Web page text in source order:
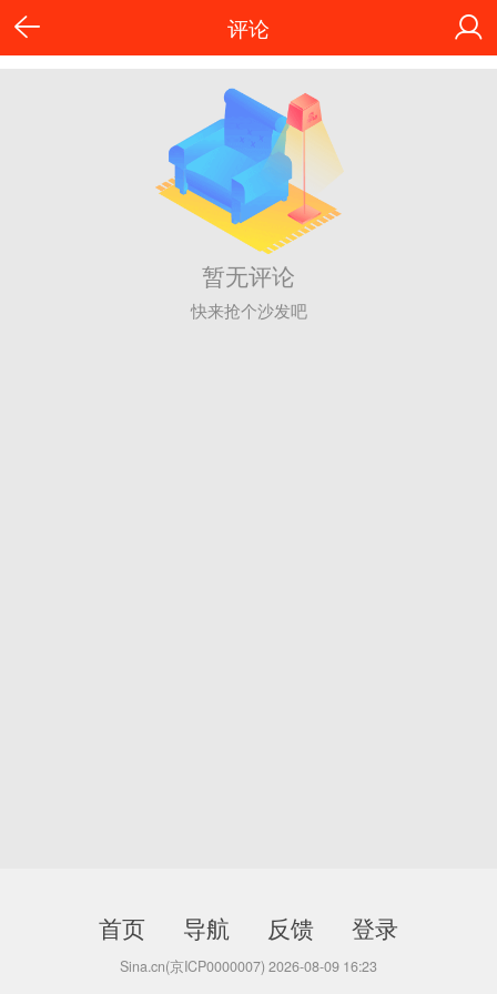
评论
暂无评论
快来抢个沙发吧
首页 导航 反馈 登录
Sina.cn(京ICP0000007) 2026-08-09 16:23